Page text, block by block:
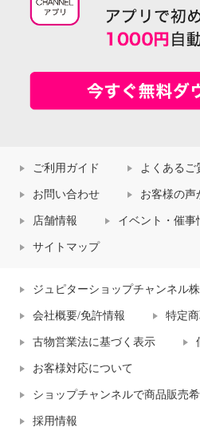
ご利用ガイド よくあるご
お問い合わせ お客様の声
店舗情報 イベント・催事
サイトマップ
ジュピターショップチャンネル
会社概要/免許情報 特定
古物営業法に基づく表示
お客様対応について
ショップチャンネルで商品販売
採用情報